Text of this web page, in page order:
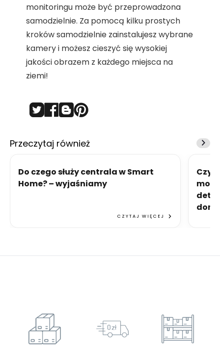
monitoringu może być przeprowadzona
samodzielnie. Za pomocą kilku prostych
kroków samodzielnie zainstalujesz wybrane
kamery i możesz cieszyć się wysokiej
jakości obrazem z każdego miejsca na
ziemi!
Przeczytaj również
Do czego służy centrala w Smart
Home? – wyjaśniamy
CZYTAJ WIĘCEJ
Czy